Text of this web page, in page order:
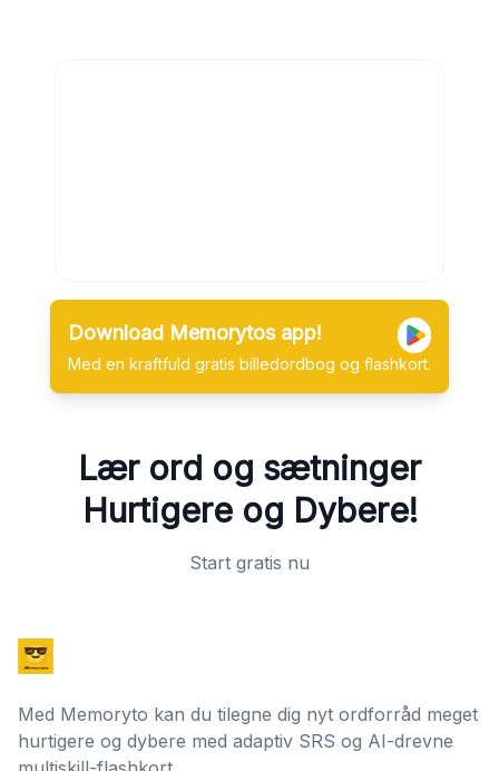
Download Memorytos app!
Med en kraftfuld gratis billedordbog og flashkort.
Lær ord og sætninger
Hurtigere og Dybere!
Start gratis nu
Med Memoryto kan du tilegne dig nyt ordforråd meget
hurtigere og dybere med adaptiv SRS og AI-drevne